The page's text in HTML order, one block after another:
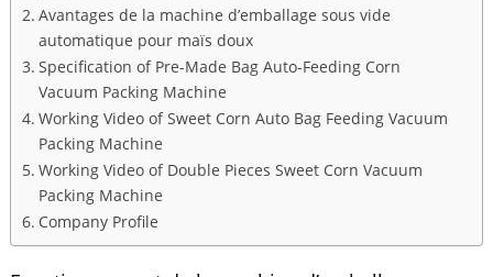
Avantages de la machine d’emballage sous vide
automatique pour maïs doux
Specification of Pre-Made Bag Auto-Feeding Corn
Vacuum Packing Machine
Working Video of Sweet Corn Auto Bag Feeding Vacuum
Packing Machine
Working Video of Double Pieces Sweet Corn Vacuum
Packing Machine
Company Profile